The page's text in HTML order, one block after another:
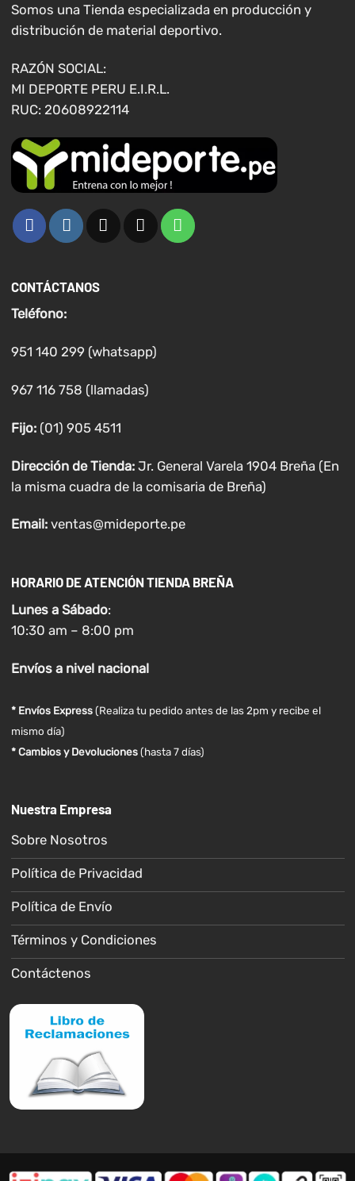
se
elegir
la
página
de
se
elegir
Somos una Tienda especializada en producción y
distribución de material deportivo.
RAZÓN SOCIAL:
MI DEPORTE PERU E.I.R.L.
RUC: 20608922114
CONTÁCTANOS
Teléfono:
951 140 299 (whatsapp)
967 116 758 (llamadas)
Fijo:(01) 905 4511
Dirección de Tienda: Jr. General Varela 1904 Breña (En
la misma cuadra de la comisaria de Breña)
Email: ventas@mideporte.pe
HORARIO DE ATENCIÓN TIENDA BREÑA
Lunes a Sábado:
10:30 am – 8:00 pm
Envíosa nivel nacional
* Envíos Express(Realiza tu pedido antes de las 2pm y recibe el
mismo día)
* Cambios y Devoluciones (hasta 7 días)
Nuestra Empresa
Sobre Nosotros
Política de Privacidad
Política de Envío
Términos y Condiciones
Contáctenos